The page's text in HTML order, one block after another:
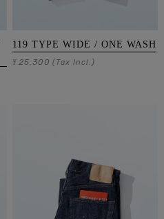
119 TYPE WIDE / ONE WASH
¥ 25,300 (Tax Incl.)